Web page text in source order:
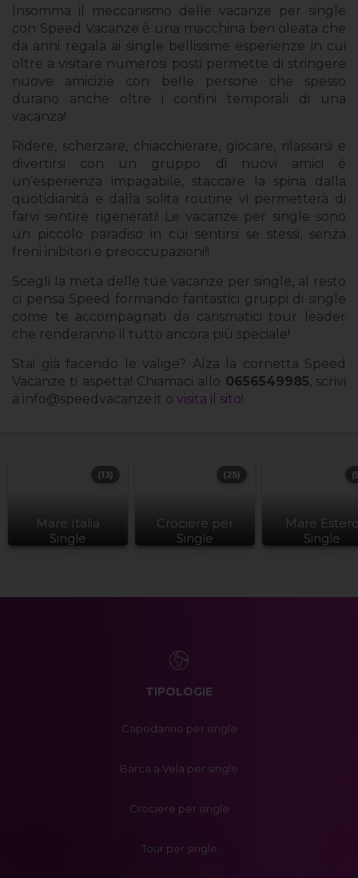
Insomma il meccanismo delle vacanze per single
con Speed Vacanze è una macchina ben oleata che
da anni regala ai single bellissime esperienze in cui
oltre a visitare numerosi posti permette di stringere
nuove amicizie con belle persone che spesso
durano anche oltre i confini temporali di una
vacanza!
Ridere, scherzare, chiacchierare, giocare, rilassarsi e
divertirsi con un gruppo di nuovi amici è
un’esperienza impagabile, staccare la spina dalla
quotidianità e dalla solita routine vi permetterà di
farvi sentire rigenerati! Le vacanze per single sono
un piccolo paradiso in cui sentirsi se stessi, senza
freni inibitori e preoccupazioni!!
Scegli la meta delle tue vacanze per single, al resto
ci pensa Speed formando fantastici gruppi di single
come te accompagnati da carismatici tour leader
che renderanno il tutto ancora più speciale!
Stai già facendo le valige? Alza la cornetta Speed
Vacanze ti aspetta! Chiamaci allo 0656549985, scrivi
a info@speedvacanze.it o visita il sito!
Mare Italia
Single
(13)
Crociere per
Single
(25)
Mare
Single
TIPOLOGIE
Capodanno per single
Barca a Vela per single
Crociere per single
Tour per single